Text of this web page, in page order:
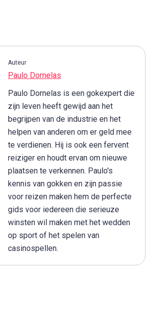
Auteur
Paulo Dornelas
Paulo Dornelas is een gokexpert die
zijn leven heeft gewijd aan het
begrijpen van de industrie en het
helpen van anderen om er geld mee
te verdienen. Hij is ook een fervent
reiziger en houdt ervan om nieuwe
plaatsen te verkennen. Paulo's
kennis van gokken en zijn passie
voor reizen maken hem de perfecte
gids voor iedereen die serieuze
winsten wil maken met het wedden
op sport of het spelen van
casinospellen.